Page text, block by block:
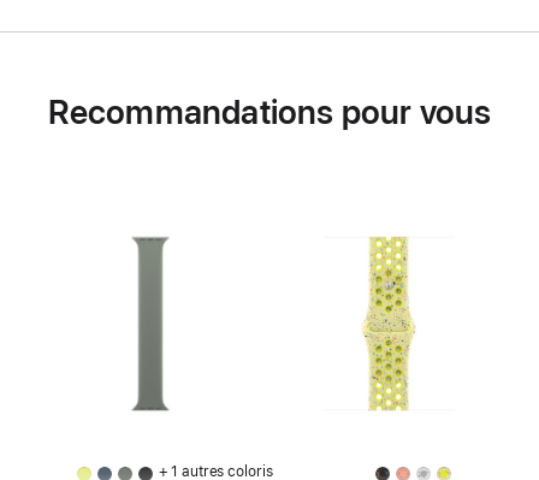
Recommandations pour vous
+ 1 autres coloris